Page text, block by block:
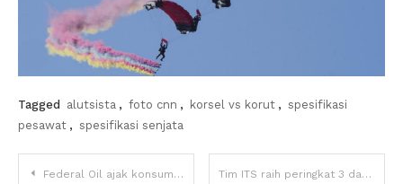
Tagged alutsista , foto cnn , korsel vs korut , spesifikasi
pesawat , spesifikasi senjata
Navigasi
Federal Oil ajak konsumen nonton langsung MotoGP Mandalika Tim ITS raih peringkat 3 dalam Shell Eco-marathon World Championship